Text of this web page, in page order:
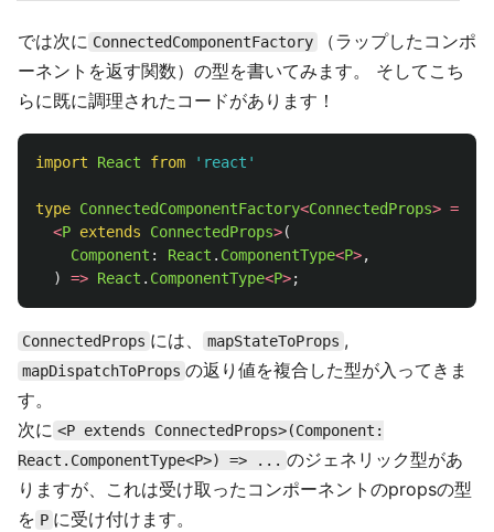
では次に ConnectedComponentFactory
（ラップしたコンポ
ーネントを返す関数）の型を書いてみます。 そしてこち
らに既に調理されたコードがあります！
import React from ' react '
type ConnectedComponentFactory<ConnectedProps> =
<P extends ConnectedProps>(
Component : React . ComponentType<P>,
)
=> React . ComponentType<P>;
ConnectedProps には、 mapStateToProps ,
mapDispatchToProps の返り値を複合した型が入ってきま
す。
次に <P extends ConnectedProps>(Component:
React.ComponentType<P>) => ... のジェネリック型があ
りますが、これは受け取ったコンポーネントのpropsの型
を P に受け付けます。